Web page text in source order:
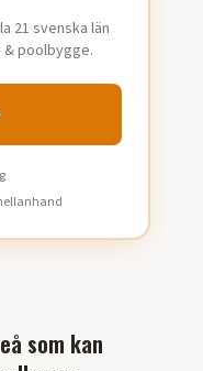
21 svenska län
poolbygge.
som kan